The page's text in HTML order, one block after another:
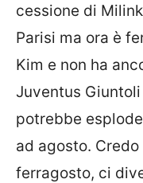
cessione di
Parisi ma ora è
Kim e non ha
Juventus
potrebbe
ad agosto.
ferragosto, ci